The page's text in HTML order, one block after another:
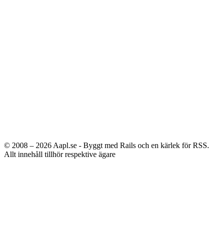
© 2008 – 2026 Aapl.se - Byggt med Rails och en kärlek för RSS.
Allt innehåll tillhör respektive ägare